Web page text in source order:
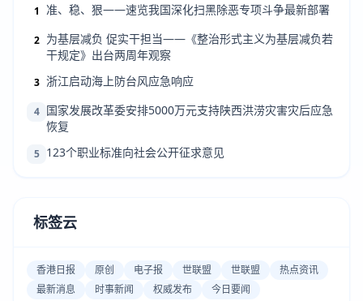
1 准、稳、狠——速览我国深化扫黑除恶专项斗争最新部署
2 为基层减负 促实干担当——《整治形式主义为基层减负若
干规定》出台两周年观察
3 浙江启动海上防台风应急响应
4 国家发展改革委安排5000万元支持陕西洪涝灾害灾后应急
恢复
5 123个职业标准向社会公开征求意见
标签云
香港日报 原创 电子报 世联盟 世联盟
热点资讯
最新消息
时事新闻 权威发布 今日要闻